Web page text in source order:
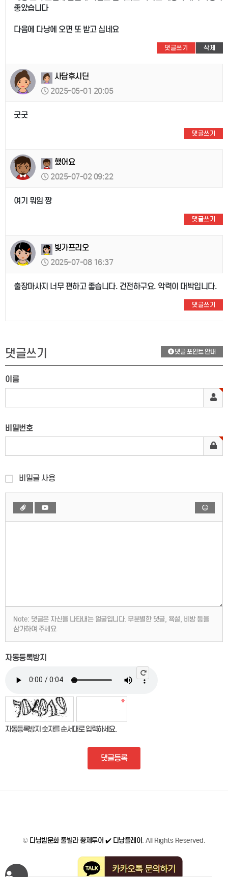
좋았습니다
다음에 다낭에 오면 또 받고 십네요
댓글쓰기 삭제
사담후시딘
2025-05-01 20:05
굿굿
댓글쓰기
했어요
2025-07-02 09:22
여기 뭐임 짱
댓글쓰기
빚가프리오
2025-07-08 16:37
출장마사지 너무 편하고 좋습니다. 건전하구요. 악력이 대박입니다.
댓글쓰기
댓글쓰기 댓글 포인트 안내
이름
비밀번호
비밀글 사용
Note: 댓글은 자신을 나타내는 얼굴입니다. 무분별한 댓글, 욕설, 비방 등을
삼가하여 주세요.
자동등록방지
자동등록방지 숫자를 순서대로 입력하세요.
댓글등록
© 다낭밤문화 풀빌라 황제투어 ✔️ 다낭플레이 . All Rights Reserved.